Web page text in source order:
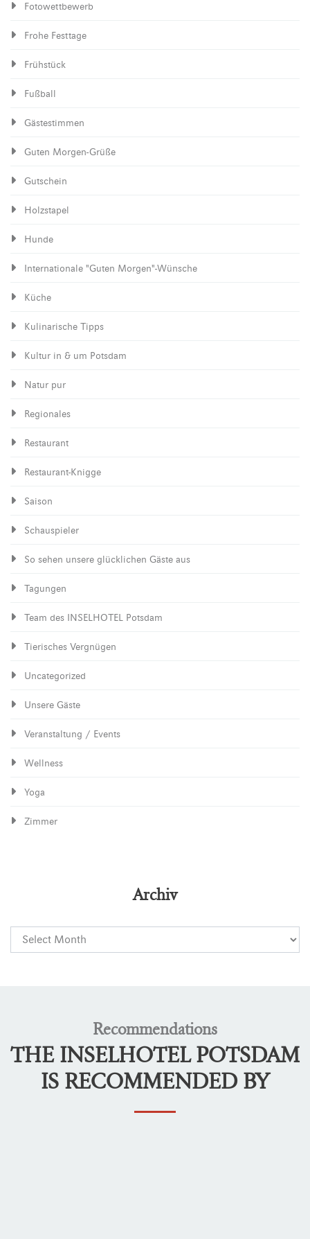
Fotowettbewerb
Frohe Festtage
Frühstück
Fußball
Gästestimmen
Guten Morgen-Grüße
Gutschein
Holzstapel
Hunde
Internationale "Guten Morgen"-Wünsche
Küche
Kulinarische Tipps
Kultur in & um Potsdam
Natur pur
Regionales
Restaurant
Restaurant-Knigge
Saison
Schauspieler
So sehen unsere glücklichen Gäste aus
Tagungen
Team des INSELHOTEL Potsdam
Tierisches Vergnügen
Uncategorized
Unsere Gäste
Veranstaltung / Events
Wellness
Yoga
Zimmer
Archiv
Recommendations
THE INSELHOTEL POTSDAM
IS RECOMMENDED BY